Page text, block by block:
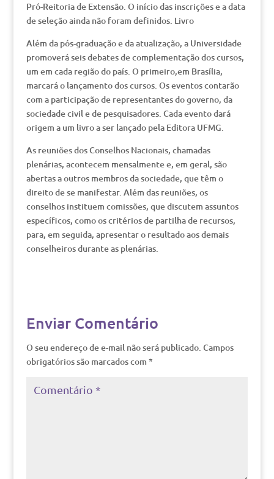
Pró-Reitoria de Extensão. O início das inscrições e a data
de seleção ainda não foram definidos. Livro
Além da pós-graduação e da atualização, a Universidade
promoverá seis debates de complementação dos cursos,
um em cada região do país. O primeiro,em Brasília,
marcará o lançamento dos cursos. Os eventos contarão
com a participação de representantes do governo, da
sociedade civil e de pesquisadores. Cada evento dará
origem a um livro a ser lançado pela Editora UFMG.
As reuniões dos Conselhos Nacionais, chamadas
plenárias, acontecem mensalmente e, em geral, são
abertas a outros membros da sociedade, que têm o
direito de se manifestar. Além das reuniões, os
conselhos instituem comissões, que discutem assuntos
específicos, como os critérios de partilha de recursos,
para, em seguida, apresentar o resultado aos demais
conselheiros durante as plenárias.
Enviar Comentário
O seu endereço de e-mail não será publicado. Campos
obrigatórios são marcados com *